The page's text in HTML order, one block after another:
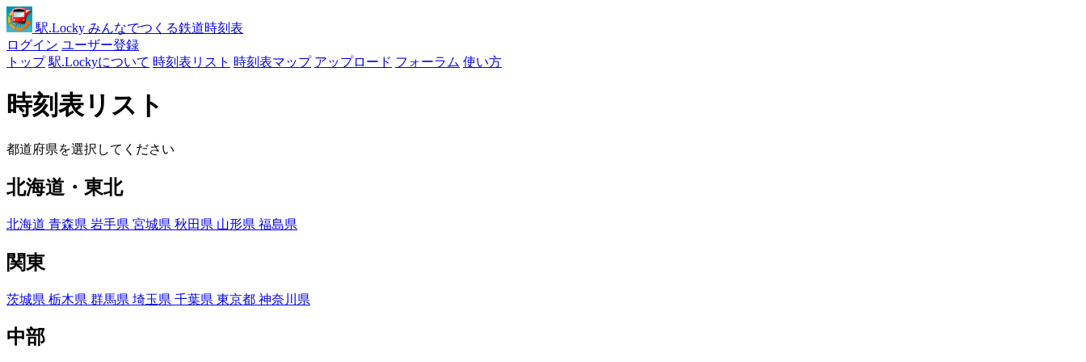
駅.Locky みんなでつくる鉄道時刻表
ログイン ユーザー登録
トップ 駅.Lockyについて 時刻表リスト 時刻表マップ アップロード フォーラム 使い方
時刻表リスト
都道府県を選択してください
北海道・東北
北海道 青森県 岩手県 宮城県 秋田県 山形県 福島県
関東
茨城県 栃木県 群馬県 埼玉県 千葉県 東京都 神奈川県
中部